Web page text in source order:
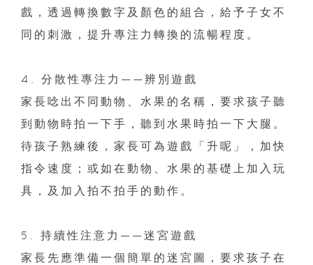
戲，透過轉換數字及顏色的組合，給予子女不
同的刺激，提升專注力轉換的流暢程度。
4. 分散性專注力——辨別遊戲
家長唸出不同動物、水果的名稱，要求孩子聽
到動物時拍一下手，聽到水果時拍一下大腿。
待孩子熟練後，家長可為遊戲「升呢」，加快
指令速度；或如在動物、水果的基礎上加入玩
具，及加入拍不拍手的動作。
5. 持續性注意力——迷宮遊戲
家長先應準備一個簡單的迷宮圖，要求孩子在